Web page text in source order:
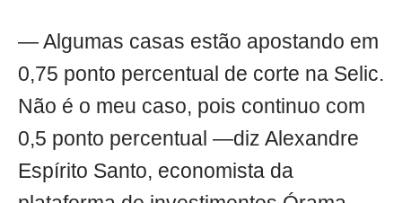
— Algumas casas estão apostando em
0,75 ponto percentual de corte na Selic.
Não é o meu caso, pois continuo com
0,5 ponto percentual —diz Alexandre
Espírito Santo, economista da